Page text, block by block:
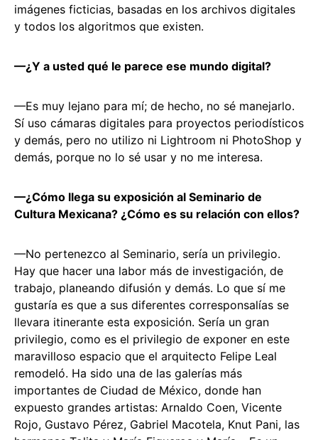
imágenes ficticias, basadas en los archivos digitales
y todos los algoritmos que existen.
—¿Y a usted qué le parece ese mundo digital?
—Es muy lejano para mí; de hecho, no sé manejarlo.
Sí uso cámaras digitales para proyectos periodísticos
y demás, pero no utilizo ni Lightroom ni PhotoShop y
demás, porque no lo sé usar y no me interesa.
—¿Cómo llega su exposición al Seminario de
Cultura Mexicana? ¿Cómo es su relación con ellos?
—No pertenezco al Seminario, sería un privilegio.
Hay que hacer una labor más de investigación, de
trabajo, planeando difusión y demás. Lo que sí me
gustaría es que a sus diferentes corresponsalías se
llevara itinerante esta exposición. Sería un gran
privilegio, como es el privilegio de exponer en este
maravilloso espacio que el arquitecto Felipe Leal
remodeló. Ha sido una de las galerías más
importantes de Ciudad de México, donde han
expuesto grandes artistas: Arnaldo Coen, Vicente
Rojo, Gustavo Pérez, Gabriel Macotela, Knut Pani, las